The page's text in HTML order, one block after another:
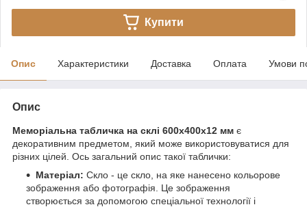
Купити
Опис Характеристики Доставка Оплата Умови
Опис
Меморіальна табличка на склі 600х400x12 мм є
декоративним предметом, який може використовуватися для
різних цілей. Ось загальний опис такої таблички:
Матеріал: Скло - це скло, на яке нанесено кольорове
зображення або фотографія. Це зображення
створюється за допомогою спеціальної технології і